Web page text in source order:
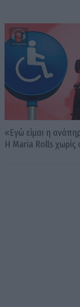
«Εγώ είμαι η
Η Maria Rolls χωρίς